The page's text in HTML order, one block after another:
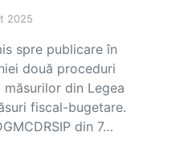
2025
spre publicare în
două proceduri
din Legea
fiscal-bugetare.
din 7…